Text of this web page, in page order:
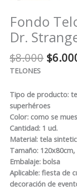
Fondo
Dr.
$8.000 El
era:
$
TELONES
Tipo de producto:
superhéroes
Color: como se
Cantidad: 1 ud.
Material: tela
Tamaño: 120x80cm,
Embalaje: bolsa
Aplicable: fiesta de
decoración de